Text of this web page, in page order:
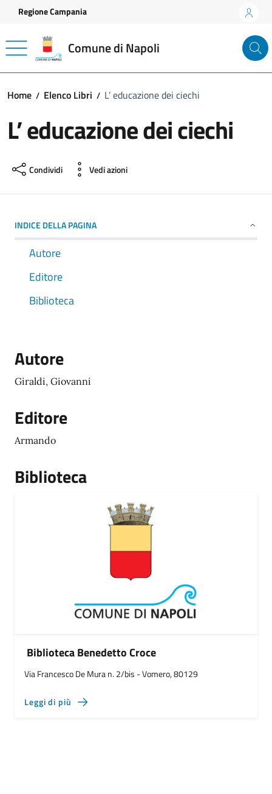
Vai ai contenuti
Vai al footer
Regione Campania
Comune di Napoli
Home Elenco Libri L’ educazione dei ciechi
L’ educazione dei ciechi
Condividi Vedi azioni
INDICE DELLA PAGINA
Autore
Editore
Biblioteca
Autore
Giraldi, Giovanni
Editore
Armando
Biblioteca
Biblioteca Benedetto Croce
Via Francesco De Mura n. 2/bis - Vomero, 80129
Leggi di più